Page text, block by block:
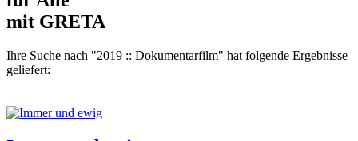
mit GRETA
Ihre Suche nach "2019 :: Dokumentarfilm" hat folgende Ergebnisse
geliefert: